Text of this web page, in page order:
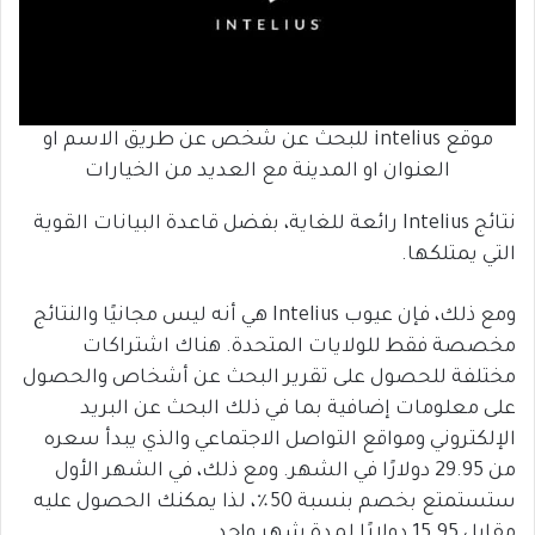
موقع intelius للبحث عن شخص عن طريق الاسم او
العنوان او المدينة مع العديد من الخيارات
نتائج Intelius رائعة للغاية، بفضل قاعدة البيانات القوية
التي يمتلكها.
ومع ذلك، فإن عيوب Intelius هي أنه ليس مجانيًا والنتائج
مخصصة فقط للولايات المتحدة. هناك اشتراكات
مختلفة للحصول على تقرير البحث عن أشخاص والحصول
على معلومات إضافية بما في ذلك البحث عن البريد
الإلكتروني ومواقع التواصل الاجتماعي والذي يبدأ سعره
من 29.95 دولارًا في الشهر. ومع ذلك، في الشهر الأول
ستستمتع بخصم بنسبة 50٪، لذا يمكنك الحصول عليه